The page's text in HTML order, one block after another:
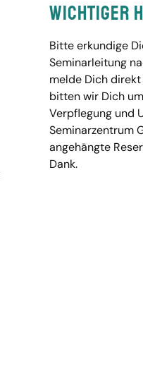
Wichtiger
Bitte erkundige
Seminarleitung
melde Dich
bitten wir Dich
Verpflegung und
Seminarzentrum
angehängte
Dank.